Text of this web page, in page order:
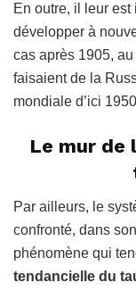
En outre, il leur
développer à
cas après 1905,
faisaient de la
mondiale d’ici
Le mur de
Par ailleurs, le
confronté, dans
phénomène qui
tendancielle du